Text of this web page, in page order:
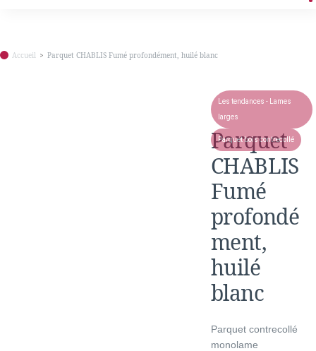
Accueil Parquet CHABLIS Fumé profondément, huilé blanc
Parquet
CHABLIS
Fumé
profondé
ment,
huilé
blanc
Parquet contrecollé
monolame
Les tendances - Lames
larges
Parquet bois contrecollé